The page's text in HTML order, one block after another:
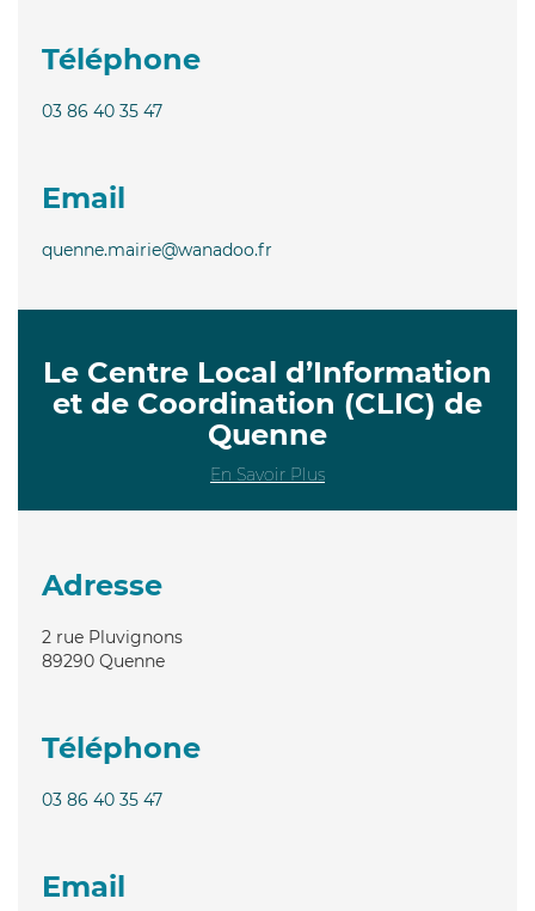
Téléphone
03 86 40 35 47
Email
quenne.mairie@wanadoo.fr
Le Centre Local d’Information
et de Coordination (CLIC) de
Quenne
En Savoir Plus
Adresse
2 rue Pluvignons
89290 Quenne
Téléphone
03 86 40 35 47
Email